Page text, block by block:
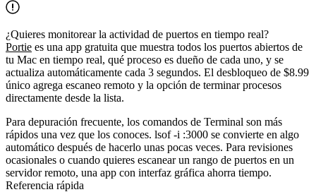
¿Quieres monitorear la actividad de puertos en tiempo real?
Portie es una app gratuita que muestra todos los puertos abiertos de
tu Mac en tiempo real, qué proceso es dueño de cada uno, y se
actualiza automáticamente cada 3 segundos. El desbloqueo de $8.99
único agrega escaneo remoto y la opción de terminar procesos
directamente desde la lista.
Para depuración frecuente, los comandos de Terminal son más
rápidos una vez que los conoces. lsof -i :3000 se convierte en algo
automático después de hacerlo unas pocas veces. Para revisiones
ocasionales o cuando quieres escanear un rango de puertos en un
servidor remoto, una app con interfaz gráfica ahorra tiempo.
Referencia rápida